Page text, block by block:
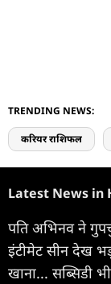
TRENDING NEWS:
करियर राशिफल
Latest News in
पति अभिनव ने
इंटीमेट सीन देख
खाना... सब्सिडी